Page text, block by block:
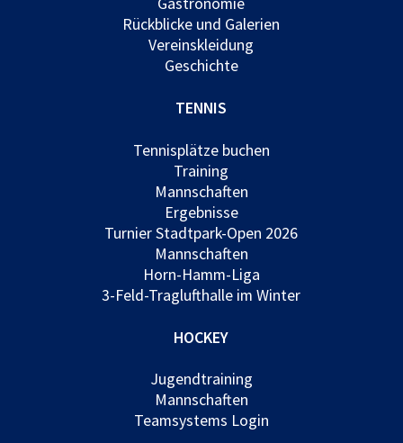
Rückblicke und Galerien
Vereinskleidung
Geschichte
TENNIS
Tennisplätze buchen
Training
Mannschaften
Ergebnisse
Turnier Stadtpark-Open 2026
Mannschaften
Horn-Hamm-Liga
3-Feld-Traglufthalle im Winter
HOCKEY
Jugendtraining
Mannschaften
Teamsystems Login